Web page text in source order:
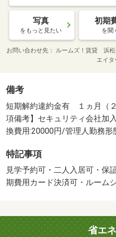
写真
をもっと見たい
初期
を聞
お問い合わせ先
ルームズ！賃貸 浜
エイタ
備考
短期解約違約金有 １ヵ月（
項備考】セキュリティ会社
換費用:20000円/管理人勤務形
特記事項
見学予約可・二人入居可・保
期費用カード決済可・ルーム
省エ